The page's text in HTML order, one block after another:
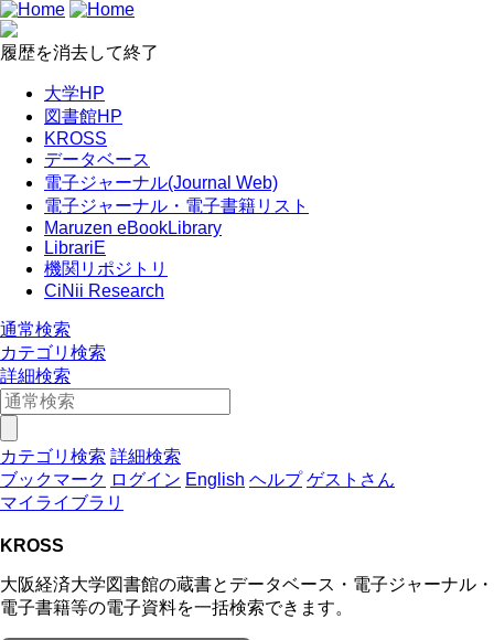
履歴を消去して終了
大学HP
図書館HP
KROSS
データベース
電子ジャーナル(Journal Web)
電子ジャーナル・電子書籍リスト
Maruzen eBookLibrary
LibrariE
機関リポジトリ
CiNii Research
通常検索
カテゴリ検索
詳細検索
カテゴリ検索 詳細検索
ブックマーク ログイン English ヘルプ ゲストさん
マイライブラリ
KROSS
大阪経済大学図書館の蔵書とデータベース・電子ジャーナル・
電子書籍等の電子資料を一括検索できます。